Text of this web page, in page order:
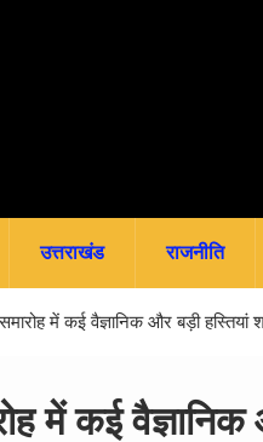
उत्तराखंड राजनीति
में कई वैज्ञानिक और बड़ी हस्तियां
में कई